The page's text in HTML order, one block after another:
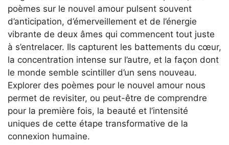
poèmes sur le nouvel amour pulsent souvent
d’anticipation, d’émerveillement et de l’énergie
vibrante de deux âmes qui commencent tout juste
à s’entrelacer. Ils capturent les battements du cœur,
la concentration intense sur l’autre, et la façon dont
le monde semble scintiller d’un sens nouveau.
Explorer des poèmes pour le nouvel amour nous
permet de revisiter, ou peut-être de comprendre
pour la première fois, la beauté et l’intensité
uniques de cette étape transformative de la
connexion humaine.